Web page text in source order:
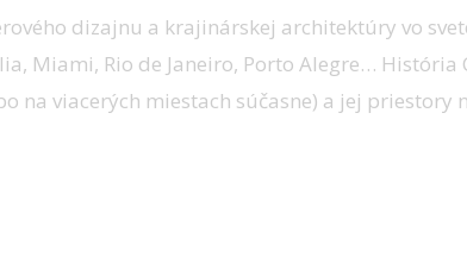
dizajnu a krajinárskej architektúry vo
Miami, Rio de Janeiro, Porto Alegre… História
na viacerých miestach súčasne) a jej